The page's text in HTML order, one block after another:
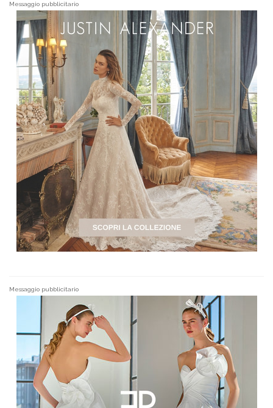
Messaggio pubblicitario
Messaggio pubblicitario